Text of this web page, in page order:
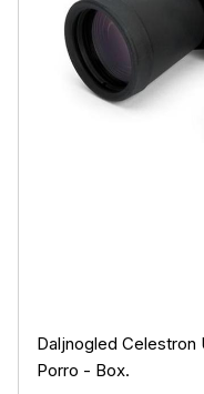
Daljnogled Celestron
Porro - Box.